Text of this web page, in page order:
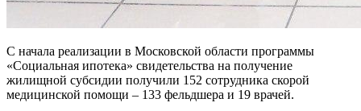
С начала реализации в Московской области программы
«Социальная ипотека» свидетельства на получение
жилищной субсидии получили 152 сотрудника скорой
медицинской помощи – 133 фельдшера и 19 врачей.